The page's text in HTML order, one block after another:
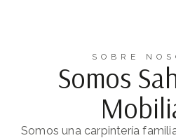
SOBRE
Somos
Somos una carpintería